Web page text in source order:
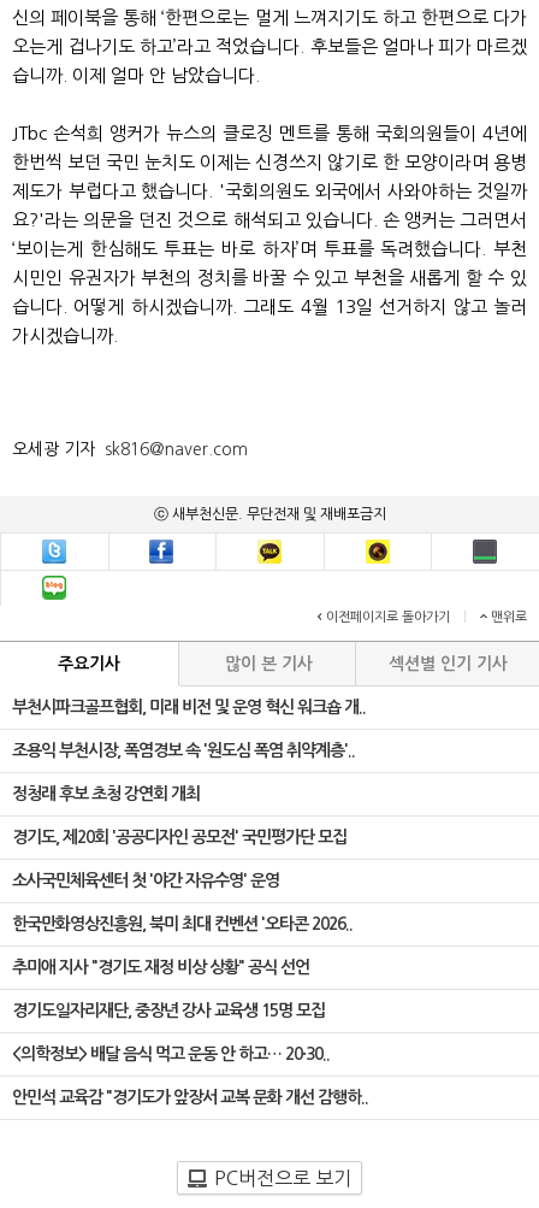
신의 페이북을 통해 ‘한편으로는 멀게 느껴지기도 하고 한편으로 다가
오는게 겁나기도 하고’라고 적었습니다. 후보들은 얼마나 피가 마르겠
습니까. 이제 얼마 안 남았습니다.
JTbc 손석희 앵커가 뉴스의 클로징 멘트를 통해 국회의원들이 4년에
한번씩 보던 국민 눈치도 이제는 신경쓰지 않기로 한 모양이라며 용병
제도가 부럽다고 했습니다. '국회의원도 외국에서 사와야하는 것일까
요?'라는 의문을 던진 것으로 해석되고 있습니다. 손 앵커는 그러면서
‘보이는게 한심해도 투표는 바로 하자’며 투표를 독려했습니다. 부천
시민인 유권자가 부천의 정치를 바꿀 수 있고 부천을 새롭게 할 수 있
습니다. 어떻게 하시겠습니까. 그래도 4월 13일 선거하지 않고 놀러
가시겠습니까.
오세광 기자 sk816@naver.com
ⓒ 새부천신문. 무단전재 및 재배포금지
이전페이지로 돌아가기 맨위로
주요기사 많이 본 기사 섹션별 인기 기사
부천시파크골프협회, 미래 비전 및 운영 혁신 워크숍 개..
조용익 부천시장, 폭염경보 속 '원도심 폭염 취약계층'..
정청래 후보 초청 강연회 개최
경기도, 제20회 '공공디자인 공모전' 국민평가단 모집
소사국민체육센터 첫 '야간 자유수영' 운영
한국만화영상진흥원, 북미 최대 컨벤션 '오타콘 2026..
추미애 지사 "경기도 재정 비상 상황" 공식 선언
경기도일자리재단, 중장년 강사 교육생 15명 모집
<의학정보> 배달 음식 먹고 운동 안 하고… 20·30..
안민석 교육감 "경기도가 앞장서 교복 문화 개선 감행하..
PC버전으로 보기